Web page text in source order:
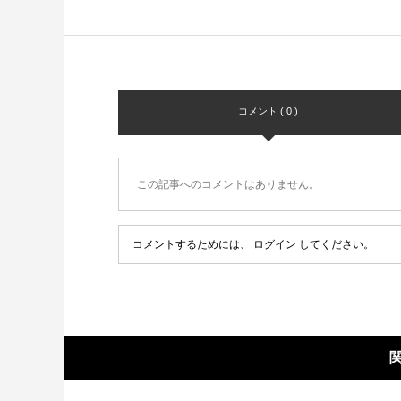
コメント ( 0 )
この記事へのコメントはありません。
コメントするためには、 ログイン してください。